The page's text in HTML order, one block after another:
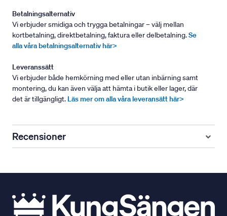
Betalningsalternativ
Vi erbjuder smidiga och trygga betalningar – välj mellan
kortbetalning, direktbetalning, faktura eller delbetalning.Se
alla våra betalningsalternativ här>
Leveranssätt
Vi erbjuder både hemkörning med eller utan inbärning samt
montering, du kan även välja att hämta i butik eller lager, där
det är tillgängligt. Läs mer om alla våra leveransätt här>
Recensioner